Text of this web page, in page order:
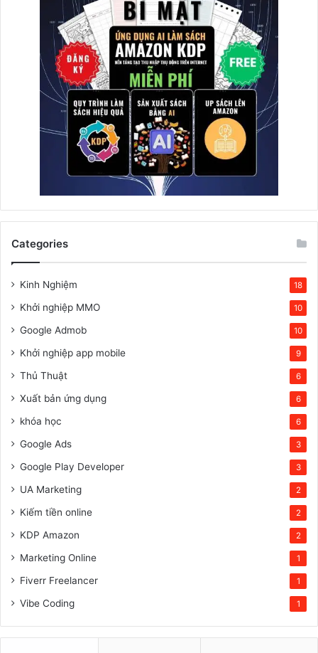
Categories
Kinh Nghiệm 18
Khởi nghiệp MMO 10
Google Admob 10
Khởi nghiệp app mobile 9
Thủ Thuật 6
Xuất bản ứng dụng 6
khóa học 6
Google Ads 3
Google Play Developer 3
UA Marketing 2
Kiếm tiền online 2
KDP Amazon 2
Marketing Online 1
Fiverr Freelancer 1
Vibe Coding 1